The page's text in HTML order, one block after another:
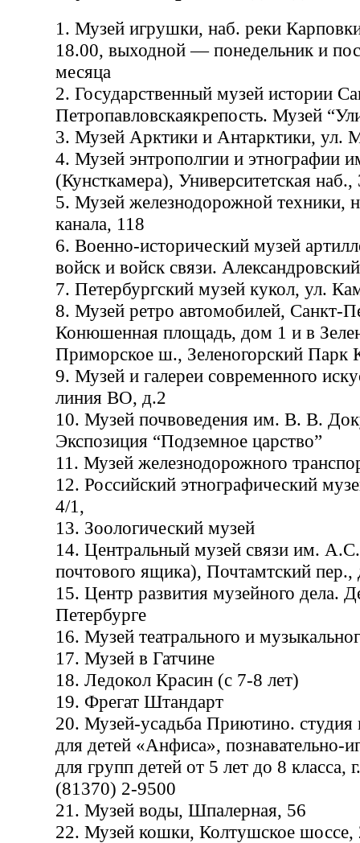
1. Музей игрушки, наб. реки
18.00, выходной — понедельник и
месяца
2. Государственный музей истории
Петропавловскаякрепость. Музей
3. Музей Арктики и Антарктики, ул.
4. Музей энтрополгии и этнографии
(Кунсткамера), Университетская наб.,
5. Музей железнодорожной техники,
канала, 118
6. Военно-исторический музей
войск и войск связи.
7. Петербургский музей кукол, ул.
8. Музей ретро автомобилей, Санкт-
Конюшенная площадь, дом 1 и в
Приморское ш., Зеленогорский Парк
9. Музей и галереи современного
линия ВО, д.2
10. Музей почвоведения им. В. В.
Экспозиция “Подземное царство”
11. Музей железнодорожного
12. Российский этнографический
4/1,
13. Зоологический музей
14. Центральный музей связи им.
почтового ящика), Почтамтский пер.,
15. Центр развития музейного дела.
Петербурге
16. Музей театрального и
17. Музей в Гатчине
18. Ледокол Красин (с 7-8 лет)
19. Фрегат Штандарт
20. Музей-усадьба Приютино.
для детей «Анфиса», познавательно-
для групп детей от 5 лет до 8 класса,
(81370) 2-9500
21. Музей воды, Шпалерная, 56
22. Музей кошки, Колтушское шоссе,